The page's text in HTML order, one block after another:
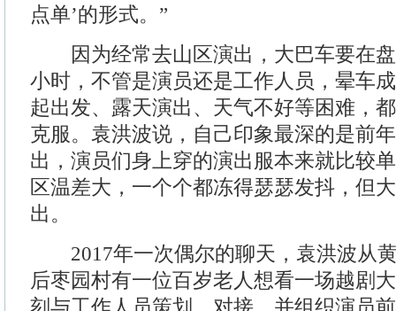
点单’的形式。”
因为经常去山区演出，大巴车要在盘
小时，不管是演员还是工作人员，晕车
起出发、露天演出、天气不好等困难，
克服。袁洪波说，自己印象最深的是前
出，演员们身上穿的演出服本来就比较
区温差大，一个个都冻得瑟瑟发抖，但
出。
2017年一次偶尔的聊天，袁洪波从
后枣园村有一位百岁老人想看一场越剧